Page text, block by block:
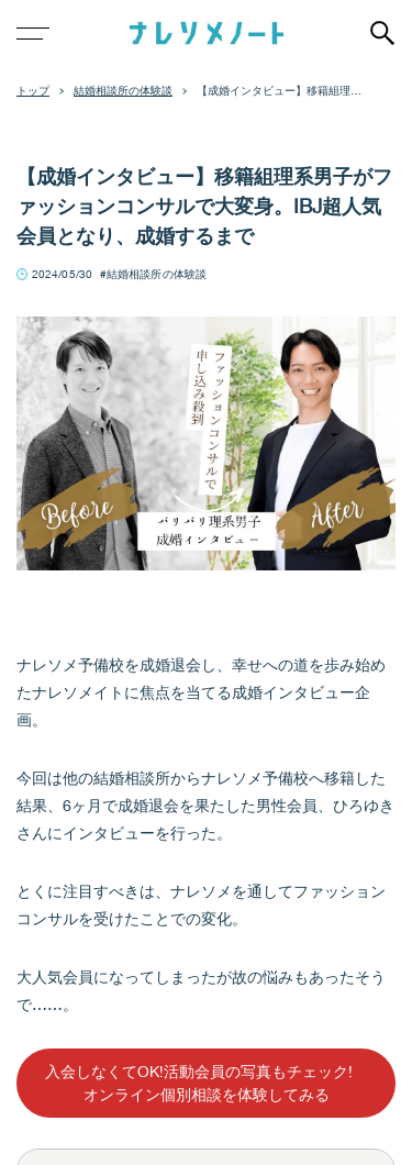
結婚相談所の体験談
【成婚インタビュー】移籍組理系
【成婚インタビュー】移籍組理系男子がフ
ァッションコンサルで大変身。IBJ超人気
会員となり、成婚するまで
2024/05/30 結婚相談所の体験談
ナレソメ予備校を成婚退会し、幸せへの道を歩み始め
たナレソメイトに焦点を当てる成婚インタビュー企
画。
今回は他の結婚相談所からナレソメ予備校へ移籍した
結果、6ヶ月で成婚退会を果たした男性会員、ひろゆき
さんにインタビューを行った。
とくに注目すべきは、ナレソメを通してファッション
コンサルを受けたことでの変化。
大人気会員になってしまったが故の悩みもあったそう
で……。
入会しなくてOK!活動会員の写真もチェック!
オンライン個別相談を体験してみる